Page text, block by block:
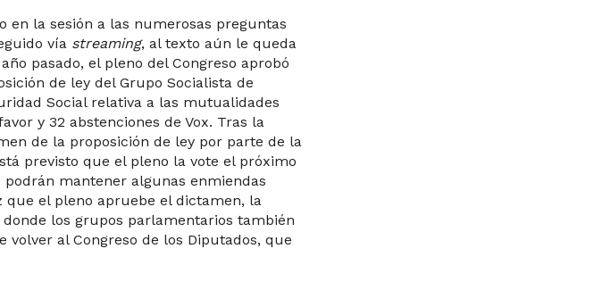
en la sesión a las numerosas preguntas
vía streaming, al texto aún le queda
pasado, el pleno del Congreso aprobó
de ley del Grupo Socialista de
Social relativa a las mutualidades
y 32 abstenciones de Vox. Tras la
de la proposición de ley por parte de la
previsto que el pleno la vote el próximo
podrán mantener algunas enmiendas
que el pleno apruebe el dictamen, la
los grupos parlamentarios también
al Congreso de los Diputados, que